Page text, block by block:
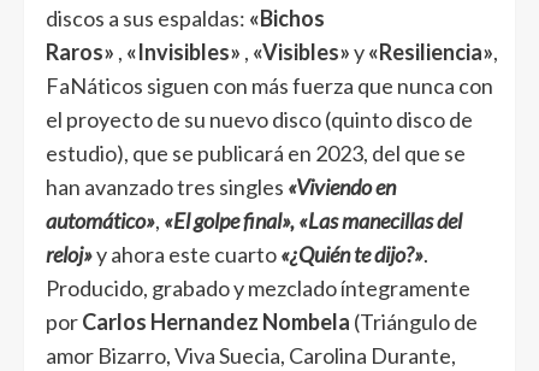
discos a sus espaldas: «Bichos
Raros» , «Invisibles» , «Visibles»y«Resiliencia»,
FaNáticos siguen con más fuerza que nunca con
el proyecto de su nuevo disco (quinto disco de
estudio), que se publicará en 2023, del que se
han avanzado tres singles «Viviendo en
automático», «El golpe final», «Las manecillas del
reloj»y ahora este cuarto«¿Quién te dijo?».
Producido, grabado y mezclado íntegramente
porCarlos Hernandez Nombela (Triángulo de
amor Bizarro, Viva Suecia, Carolina Durante,